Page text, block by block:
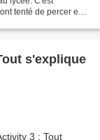
tenté de percer en
s'explique